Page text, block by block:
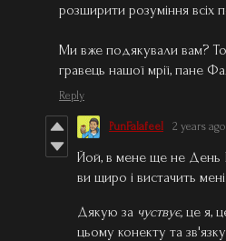
розширити розуміння всіх
Ми вже подякували вам?
гравець нашої мрії, пане
Reply
PunFalafeel 2 years ago
Йой, в мене ще не День
ви щиро і вистачить
Дякую за чуствує, це я,
цьому конекту та